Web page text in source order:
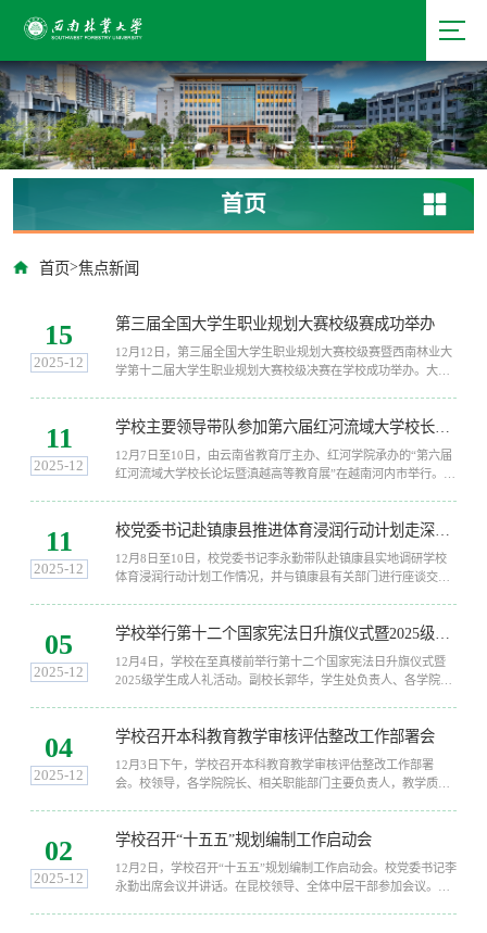
首页
首页>焦点新闻
15
2025-12
第三届全国大学生职业规划大赛校级赛成功举办
12月12日，第三届全国大学生职业规划大赛校级赛暨西南林业大
学第十二届大学生职业规划大赛校级决赛在学校成功举办。大赛
林出席决赛活动并为获奖师生颁奖。大赛历时1个多月，全校共计
30名选手晋级校级决赛。决赛分为成长赛道和就业赛道（本科生
组、研究生组）...
11
2025-12
学校主要领导带队参加第六届红河流域大学校长论坛暨滇越高等教育展
12月7日至10日，由云南省教育厅主办、红河学院承办的“第六届
红河流域大学校长论坛暨滇越高等教育展”在越南河内市举行。来
红河流域高校协同育人、科研合作与人才互访新举措。云南省委
率中方代表团出席并致辞，校长李君带队全程参加出访活动。在
校长论坛和教育展开幕式上，...
11
2025-12
校党委书记赴镇康县推进体育浸润行动计划走深走实
12月8日至10日，校党委书记李永勤带队赴镇康县实地调研学校
体育浸润行动计划工作情况，并与镇康县有关部门进行座谈交
加座谈。李永勤对镇康县委、县政府及有关部门对帮扶工作的大
深入贯彻落实上级部门决策部署，加强校地协调配合，强化服务
保障机制，落实改进各驻点学校提出的建议与意见；...
05
2025-12
学校举行第十二个国家宪法日升旗仪式暨2025级学生成人礼活动
12月4日，学校在至真楼前举行第十二个国家宪法日升旗仪式暨
2025级学生成人礼活动。副校长郭华，学生处负责人、各学院分
起，全体师生肃立行注目礼。郭华在致辞中指出，本次活动是学
体实践。他向2025级学子提出三点希望，一是以宪法为“尺”，立
青年之“...
04
2025-12
学校召开本科教育教学审核评估整改工作部署会
12月3日下午，学校召开本科教育教学审核评估整改工作部署
会。校领导，各学院院长、相关职能部门主要负责人，教学质量
出要求。一要提高思想认识，增强整改自觉；二要明确任务分
持问题导向，推动整改落地；五要坚持标本兼治，注重内涵提
升；六要加强组织领导，...
02
2025-12
学校召开“十五五”规划编制工作启动会
12月2日，学校召开“十五五”规划编制工作启动会。校党委书记李
永勤出席会议并讲话。在昆校领导、全体中层干部参加会议。会